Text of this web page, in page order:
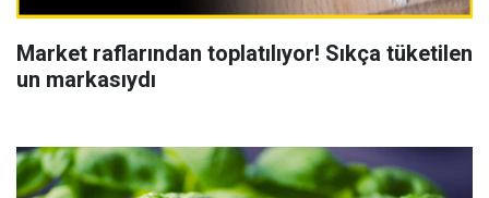
Market raflarından toplatılıyor! Sıkça tüketilen
un markasıydı